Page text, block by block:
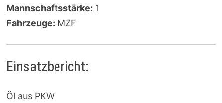
Mannschaftsstärke: 1
Fahrzeuge: MZF
Einsatzbericht:
Öl aus PKW